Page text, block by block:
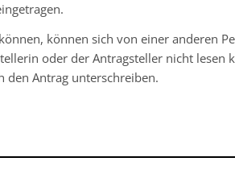
können sich von einer anderen
oder der Antragsteller nicht lesen
den Antrag unterschreiben.